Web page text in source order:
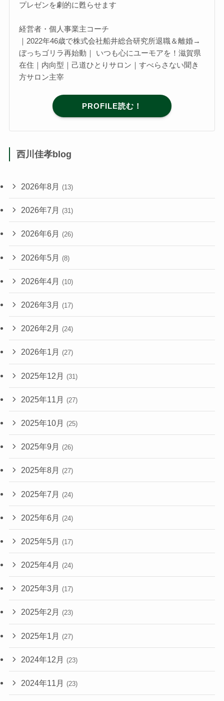
プレゼンを劇的に甦らせます
経営者・個人事業主コーチ
｜2022年46歳で株式会社船井総合研究所退職＆離婚→
ぼっちゴリラ再始動｜ いつも心にユーモアを！滋賀県
在住｜内向型｜己道ひとりサロン｜すべらさない聞き
方サロン主宰
PROFILE読む！
西川佳孝blog
2026年8月 (13)
2026年7月 (31)
2026年6月 (26)
2026年5月 (8)
2026年4月 (10)
2026年3月 (17)
2026年2月 (24)
2026年1月 (27)
2025年12月 (31)
2025年11月 (27)
2025年10月 (25)
2025年9月 (26)
2025年8月 (27)
2025年7月 (24)
2025年6月 (24)
2025年5月 (17)
2025年4月 (24)
2025年3月 (17)
2025年2月 (23)
2025年1月 (27)
2024年12月 (23)
2024年11月 (23)